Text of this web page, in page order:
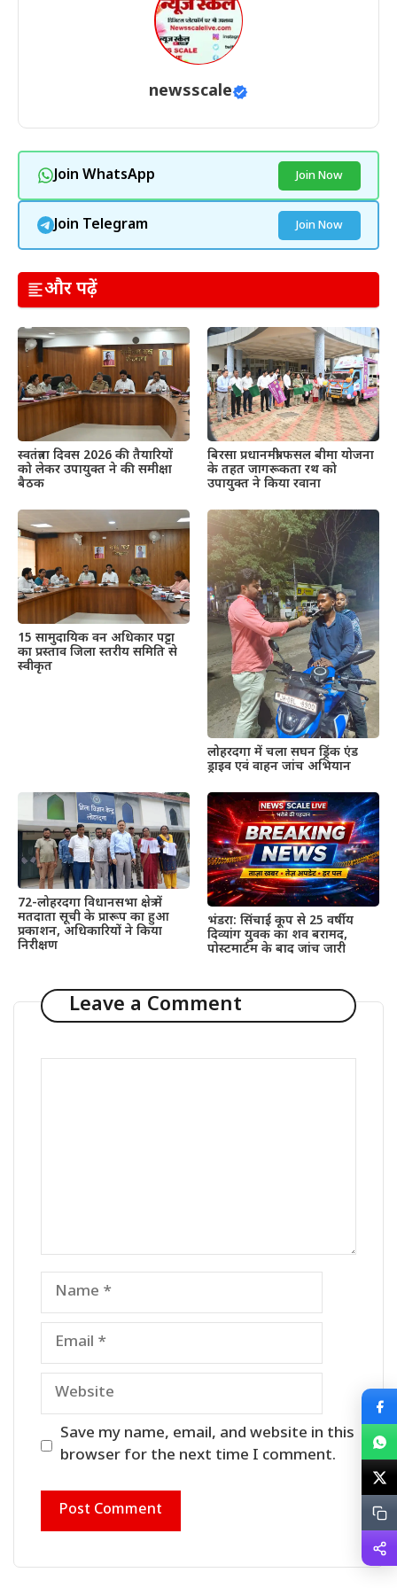
newsscale
Join WhatsApp Join Now
Join Telegram Join Now
और पढ़ें
स्वतंत्रता दिवस 2026 की तैयारियों
को लेकर उपायुक्त ने की समीक्षा
बैठक
बिरसा प्रधानमंत्री फसल बीमा योजना
के तहत जागरूकता रथ को
उपायुक्त ने किया रवाना
15 सामुदायिक वन अधिकार पट्टा
का प्रस्ताव जिला स्तरीय समिति से
स्वीकृत
लोहरदगा में चला सघन ड्रिंक एंड
ड्राइव एवं वाहन जांच अभियान
72-लोहरदगा विधानसभा क्षेत्र में
मतदाता सूची के प्रारूप का हुआ
प्रकाशन, अधिकारियों ने किया
निरीक्षण
भंडरा: सिंचाई कूप से 25 वर्षीय
दिव्यांग युवक का शव बरामद,
पोस्टमार्टम के बाद जांच जारी
Leave a Comment
Name
Email
Website
Save my name, email, and website in this
browser for the next time I comment.